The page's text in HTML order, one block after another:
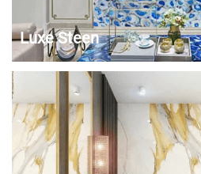
Luxe Steen
Blauwe Semi Edelsteen Plaat en meer
om een unieke prachtige edelsteen te
eigenschappen van sommige
erdoorheen schijnen...